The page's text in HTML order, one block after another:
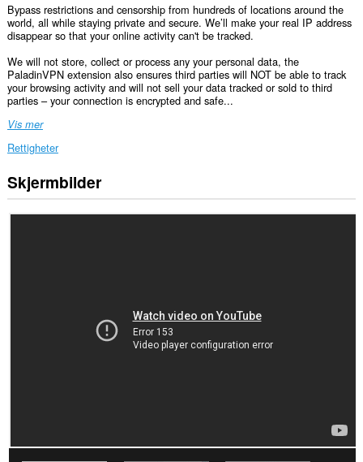
Bypass restrictions and censorship from hundreds of locations around the
world, all while staying private and secure. We’ll make your real IP address
disappear so that your online activity can't be tracked.
We will not store, collect or process any your personal data, the
PaladinVPN extension also ensures third parties will NOT be able to track
your browsing activity and will not sell your data tracked or sold to third
parties – your connection is encrypted and safe...
Vis mer
Rettigheter
Denne
utvidelsen
Skjermbilder